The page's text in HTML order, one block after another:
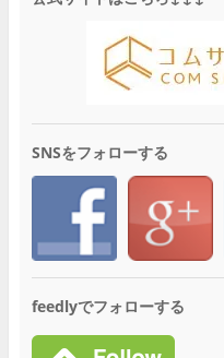
SNSをフォローする
feedlyでフォローする